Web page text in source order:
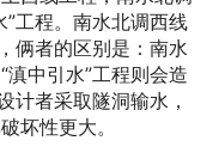
工程。南水北调西线
俩者的区别是：南水
中引水”工程则会造
计者采取隧洞输水，
坏性更大。